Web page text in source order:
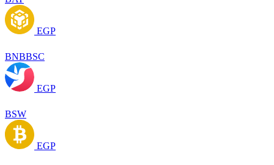
EGP
BNBBSC
EGP
BSW
EGP